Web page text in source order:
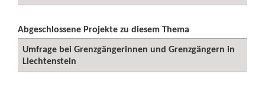
Abgeschlossene Projekte zu diesem Thema
Umfrage bei Grenzgängerinnen und Grenzgängern in
Liechtenstein